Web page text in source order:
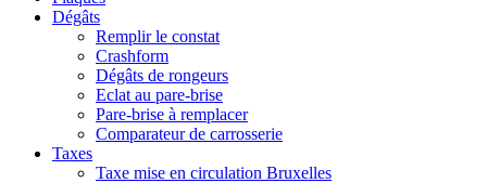
Dégâts
Remplir le constat
Crashform
Dégâts de rongeurs
Eclat au pare-brise
Pare-brise à remplacer
Comparateur de carrosserie
Taxes
Taxe mise en circulation Bruxelles